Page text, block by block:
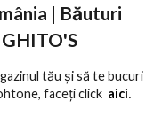
| Băuturi
tău și să te bucuri
faceți click aici․